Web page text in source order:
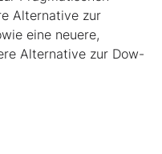
Alternative zur
eine neuere,
Alternative zur Dow-